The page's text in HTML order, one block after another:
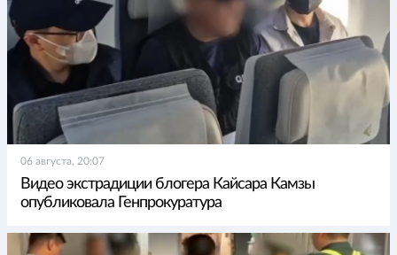
06 августа, 20:07
Видео экстрадиции блогера Кайсара Камзы
опубликовала Генпрокуратура